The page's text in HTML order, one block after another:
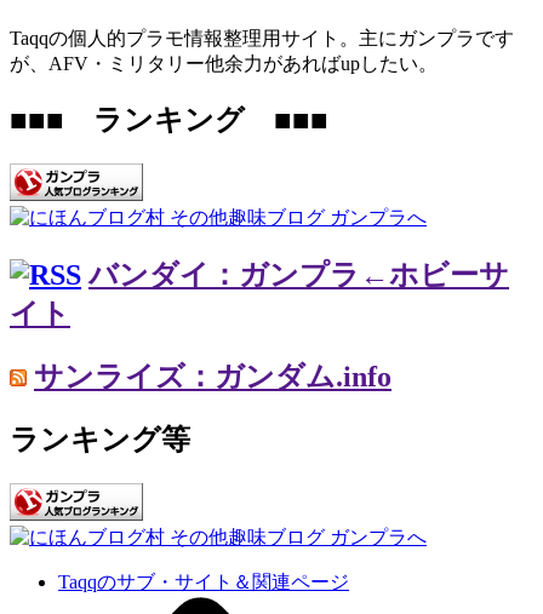
Taqqの個人的プラモ情報整理用サイト。主にガンプラです
が、AFV・ミリタリー他余力があればupしたい。
■■■ ランキング ■■■
バンダイ：ガンプラ←ホビーサ
イト
サンライズ：ガンダム.info
ランキング等
Taqqのサブ・サイト＆関連ページ